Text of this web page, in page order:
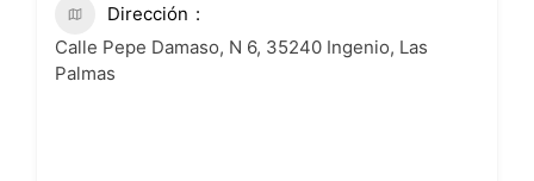
Dirección
Calle Pepe Damaso, N 6, 35240 Ingenio, Las
Palmas